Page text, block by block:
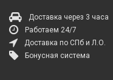
Доставка через 3 часа
Работаем 24/7
Доставка по СПб и Л.О.
Бонусная система